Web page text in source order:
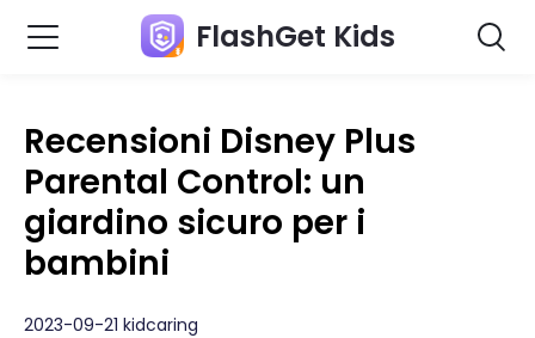
FlashGet Kids
Recensioni Disney Plus
Parental Control: un
giardino sicuro per i
bambini
2023-09-21 kidcaring